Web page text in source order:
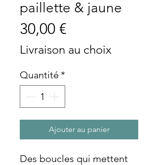
paillette & jaune
30,00 €
Livraison au choix
Quantité *
Ajouter au panier
Des boucles qui mettent